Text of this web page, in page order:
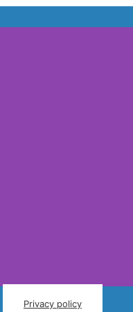
Privacy policy